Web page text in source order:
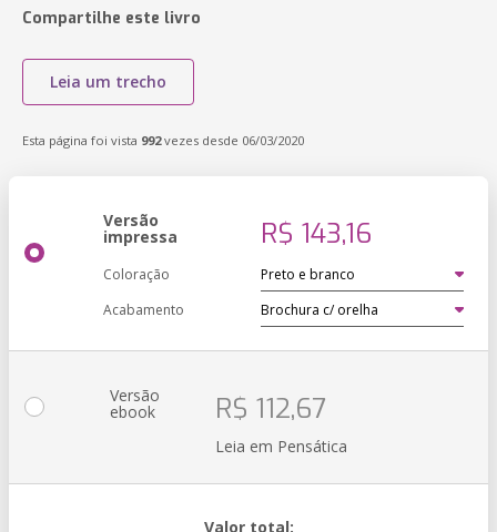
Compartilhe este livro
Leia um trecho
Esta página foi vista 992vezes desde 06/03/2020
Versão
impressa R$ 143,16
Coloração
Acabamento
Versão
ebook R$ 112,67
Leia em Pensática
Valor total: